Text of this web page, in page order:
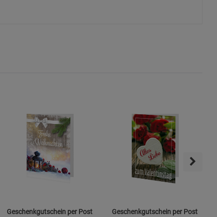
Geschenkgutschein per Post Geschenkgutschein per Post